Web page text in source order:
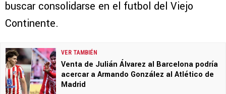
buscar consolidarse en el futbol del Viejo
Continente.
VER TAMBIÉN
Venta de Julián Álvarez al Barcelona podría
acercar a Armando González al Atlético de
Madrid